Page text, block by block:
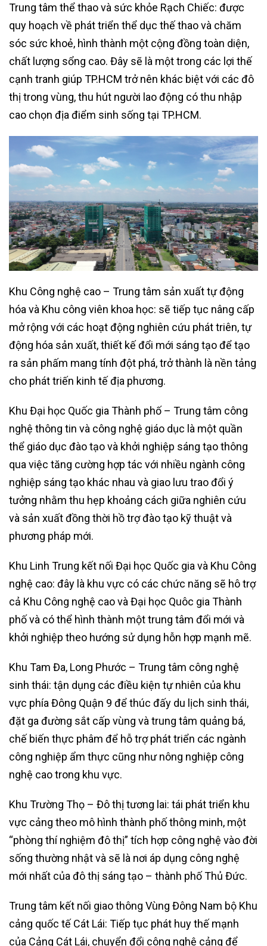
Trung tâm thể thao và sức khỏe Rạch Chiếc: được
quy hoạch về phát triển thể dục thế thao và chăm
sóc sức khoẻ, hình thành một cộng đồng toàn diện,
chất lượng sổng cao. Đây sẽ là một trong các lợi thế
cạnh tranh giúp TP.HCM trở nên khác biệt với các đô
thị trong vùng, thu hút người lao động có thu nhập
cao chọn địa điểm sinh sống tại TP.HCM.
Khu Công nghệ cao – Trung tâm sản xuất tự động
hóa và Khu công viên khoa học: sẽ tiếp tục nâng cấp
mở rộng với các hoạt động nghiên cứu phát triên, tự
động hóa sản xuất, thiết kế đổi mới sáng tạo để tạo
ra sản phấm mang tính đột phá, trở thành là nền tảng
cho phát triến kinh tế địa phương.
Khu Đại học Quốc gia Thành phố – Trung tâm công
nghệ thông tin và công nghệ giáo dục là một quần
thể giáo dục đào tạo và khởi nghiệp sáng tạo thông
qua việc tăng cường hợp tác với nhiều ngành công
nghiệp sáng tạo khác nhau và giao lưu trao đổi ý
tưởng nhằm thu hẹp khoảng cách giữa nghiên cứu
và sản xuất đồng thời hồ trợ đào tạo kỹ thuật và
phương pháp mới.
Khu Linh Trung kết nối Đại học Quốc gia và Khu Công
nghệ cao: đây là khu vực có các chức năng sẽ hô trợ
cả Khu Công nghệ cao và Đại học Quôc gia Thành
phố và có thể hình thành một trung tâm đổi mới và
khởi nghiệp theo hướng sử dụng hỗn hợp mạnh mẽ.
Khu Tam Đa, Long Phước – Trung tâm công nghệ
sinh thái: tận dụng các điều kiện tự nhiên của khu
vực phía Đông Quận 9 để thúc đấy du lịch sinh thái,
đặt ga đường sắt cấp vùng và trung tâm quảng bá,
chế biến thực phâm để hỗ trợ phát triển các ngành
công nghiệp ẩm thực cũng như nông nghiệp công
nghệ cao trong khu vực.
Khu Trường Thọ – Đô thị tương lai: tái phát triển khu
vực cảng theo mô hình thành phố thông minh, một
“phòng thí nghiệm đô thị” tích hợp công nghệ vào đời
sống thường nhật và sẽ là nơi áp dụng công nghệ
mới nhất của đô thị sáng tạo – thành phố Thủ Đức.
Trung tâm kết nối giao thông Vùng Đông Nam bộ Khu
cảng quốc tế Cát Lái: Tiếp tục phát huy thế mạnh
của Cảng Cát Lái, chuyển đổi công nghệ cảng để